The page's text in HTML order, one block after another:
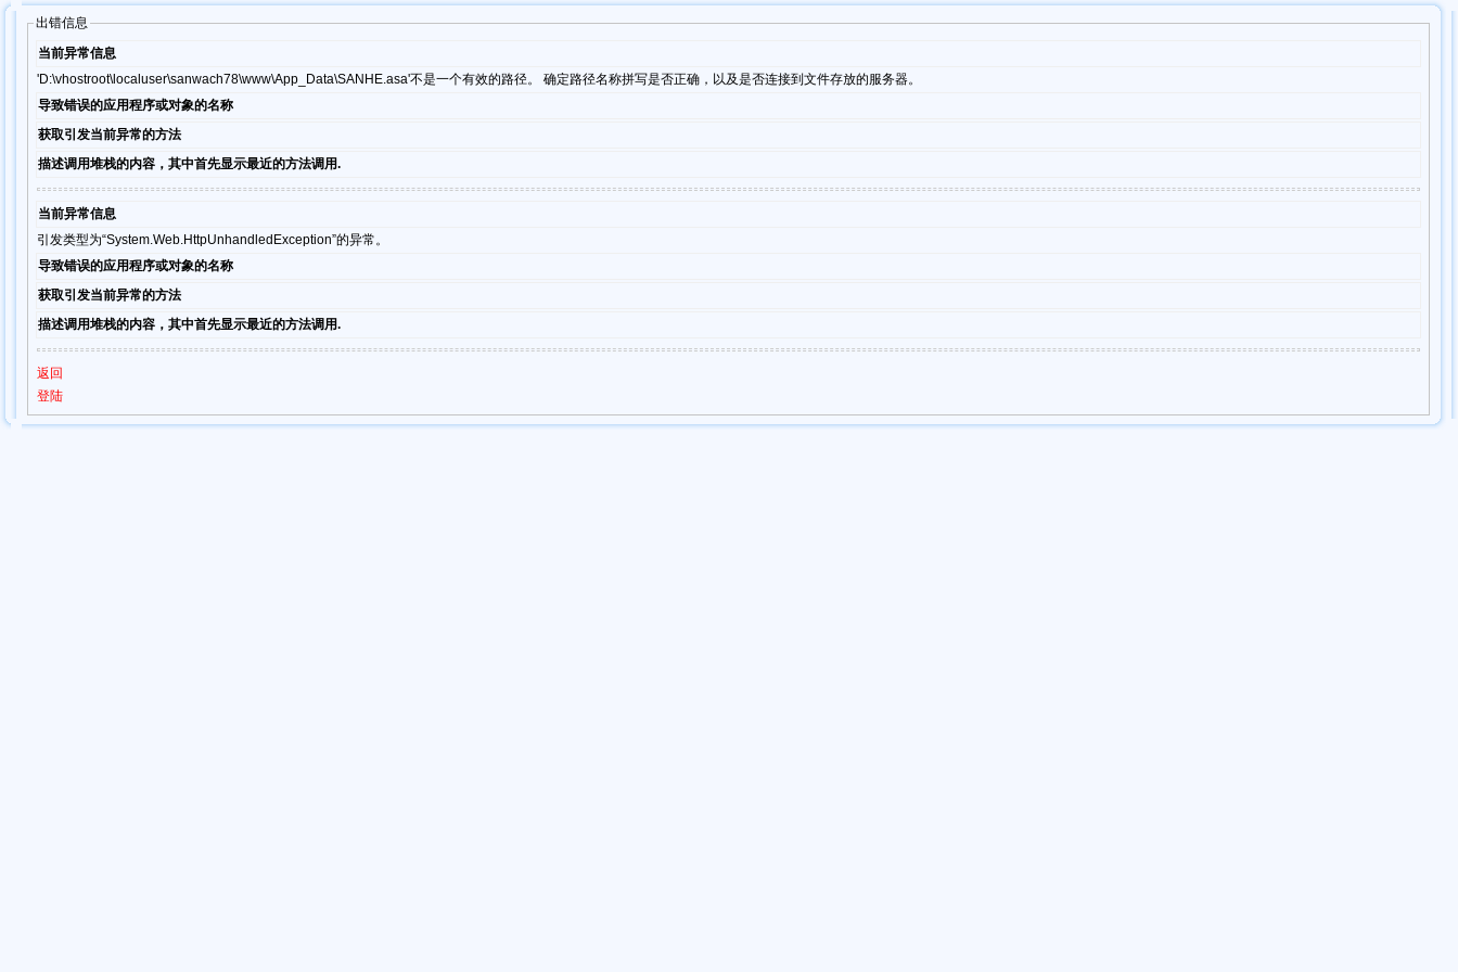
出错信息
当前异常信息
'D:\vhostroot\localuser\sanwach78\www\App_Data\SANHE.asa'不是一个有效的路径。 确定路径名称拼写是否正确，以及是否连接到文件存放的服务器。
导致错误的应用程序或对象的名称
获取引发当前异常的方法
描述调用堆栈的内容，其中首先显示最近的方法调用.
当前异常信息
引发类型为“System.Web.HttpUnhandledException”的异常。
导致错误的应用程序或对象的名称
获取引发当前异常的方法
描述调用堆栈的内容，其中首先显示最近的方法调用.
返回
登陆